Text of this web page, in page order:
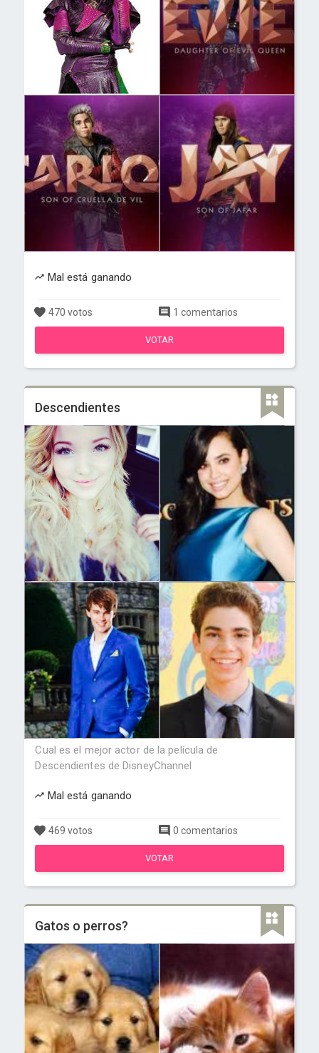
Mal está ganando
470 votos 1 comentarios
VOTAR
Descendientes
Cual es el mejor actor de la película de
Descendientes de DisneyChannel
Mal está ganando
469 votos 0 comentarios
VOTAR
Gatos o perros?